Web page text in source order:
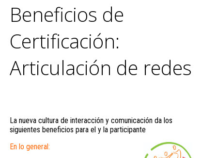
Beneficios de
Certificación:
Articulación de redes
La nueva cultura de interacción y comunicación da los
siguientes beneficios para el y la participante
En lo general: